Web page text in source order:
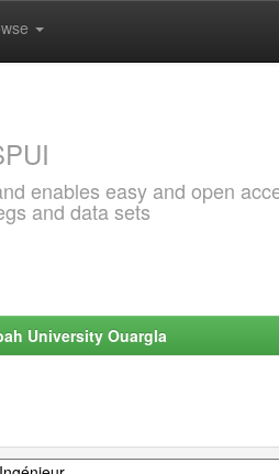
enables easy and open
and data sets
University Ouargla